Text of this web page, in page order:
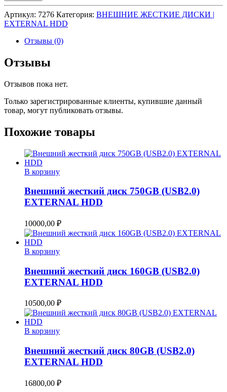
диск
2.5"
Артикул: 7276 Категория: ВНЕШНИЕ ЖЕСТКИЕ ДИСКИ |
EXTERNAL HDD
Отзывы (0)
Отзывы
Отзывов пока нет.
Только зарегистрированные клиенты, купившие данный
товар, могут публиковать отзывы.
Похожие товары
В корзину
Внешний жесткий диск 750GB (USB2.0)
EXTERNAL HDD
10000,00 ₽
В корзину
Внешний жесткий диск 160GB (USB2.0)
EXTERNAL HDD
10500,00 ₽
В корзину
Внешний жесткий диск 80GB (USB2.0)
EXTERNAL HDD
16800,00 ₽